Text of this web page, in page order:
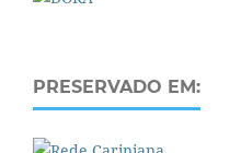
PRESERVADO EM: